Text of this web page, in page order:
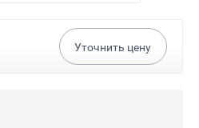
Уточнить цену